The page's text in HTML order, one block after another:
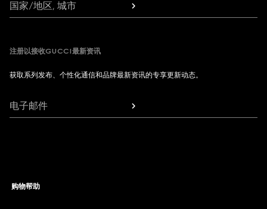
国家/地区, 城市
注册以接收GUCCI最新资讯
获取系列发布、个性化通信和品牌最新资讯的专享更新动态。
电子邮件
购物帮助